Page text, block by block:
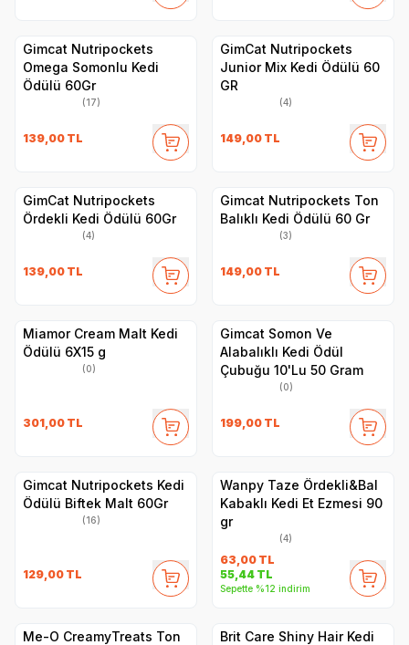
Gimcat Nutripockets
Omega Somonlu Kedi
Ödülü 60Gr
(17)
139,00 TL
GimCat Nutripockets
Junior Mix Kedi Ödülü 60
GR
(4)
149,00 TL
GimCat Nutripockets
Ördekli Kedi Ödülü 60Gr
(4)
139,00 TL
Gimcat Nutripockets Ton
Balıklı Kedi Ödülü 60 Gr
(3)
149,00 TL
Miamor Cream Malt Kedi
Ödülü 6X15 g
(0)
301,00 TL
Gimcat Somon Ve
Alabalıklı Kedi Ödül
Çubuğu 10'Lu 50 Gram
(0)
199,00 TL
Gimcat Nutripockets Kedi
Ödülü Biftek Malt 60Gr
(16)
129,00 TL
Wanpy Taze Ördekli&Bal
Kabaklı Kedi Et Ezmesi 90
gr
(4)
63,00 TL
55,44 TL
Sepette %12 indirim
Me-O CreamyTreats Ton
Brit Care Shiny Hair Kedi